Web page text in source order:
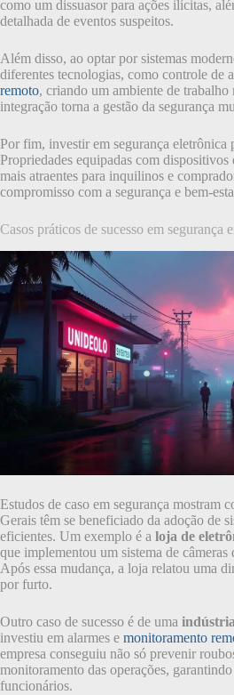
como um dissuasor para ações ilícitas,
detalhada de eventos suspeitos.
Além disso, ao optar por sistemas
diferentes tecnologias, como controle de
remoto, criando um ambiente de trabalho
integração torna a gestão da segurança
Por fim, investir em segurança
Propriedades equipadas com dispositivos
mais atraentes para inquilinos e
compromisso com a segurança e bem-
Casos práticos de sucesso em segurança
Estudos de caso em segurança mostram
Gerais têm se beneficiado da adoção de
eficientes. Um exemplo é a loja de
que implementou um sistema de
Após essa mudança, a loja relatou uma
por furto.
Outro caso de sucesso é de uma
investiu em alarmes e monitoramento
empresa conseguiu não só prevenir
monitoramento das operações,
funcionários.